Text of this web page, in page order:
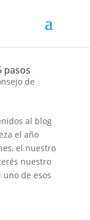
pasos
de
al blog
el año
el nuestro
nuestro
uno de esos